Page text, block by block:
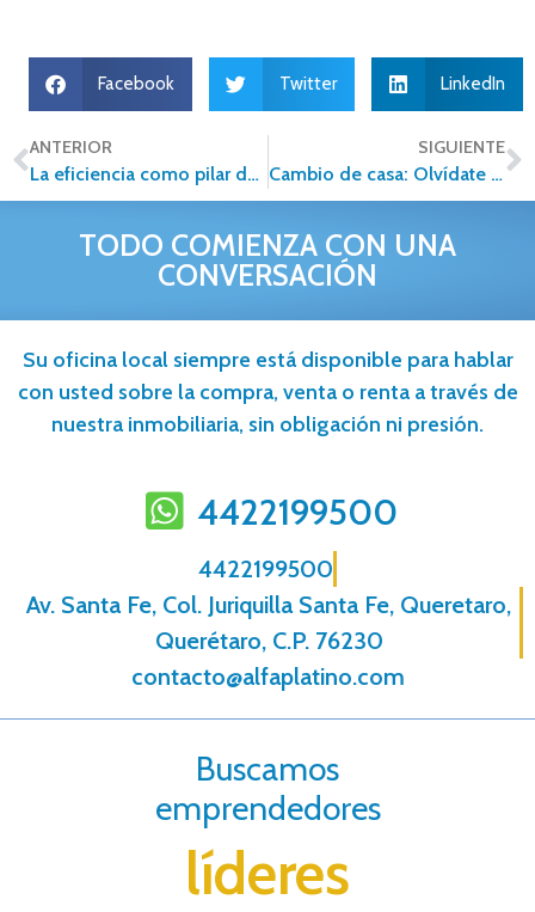
Facebook Twitter LinkedIn
ANTERIOR
La eficiencia como pilar de un emprendimiento inmobiliario exitoso
SIGUIENTE
Cambio de casa: Olvídate de seguir rentando
TODO COMIENZA CON UNA
CONVERSACIÓN
Su oficina local siempre está disponible para hablar
con usted sobre la compra, venta o renta a través de
nuestra inmobiliaria, sin obligación ni presión.
4422199500
4422199500
Av. Santa Fe, Col. Juriquilla Santa Fe, Queretaro,
Querétaro, C.P. 76230
contacto@alfaplatino.com
Buscamos
emprendedores
líderes